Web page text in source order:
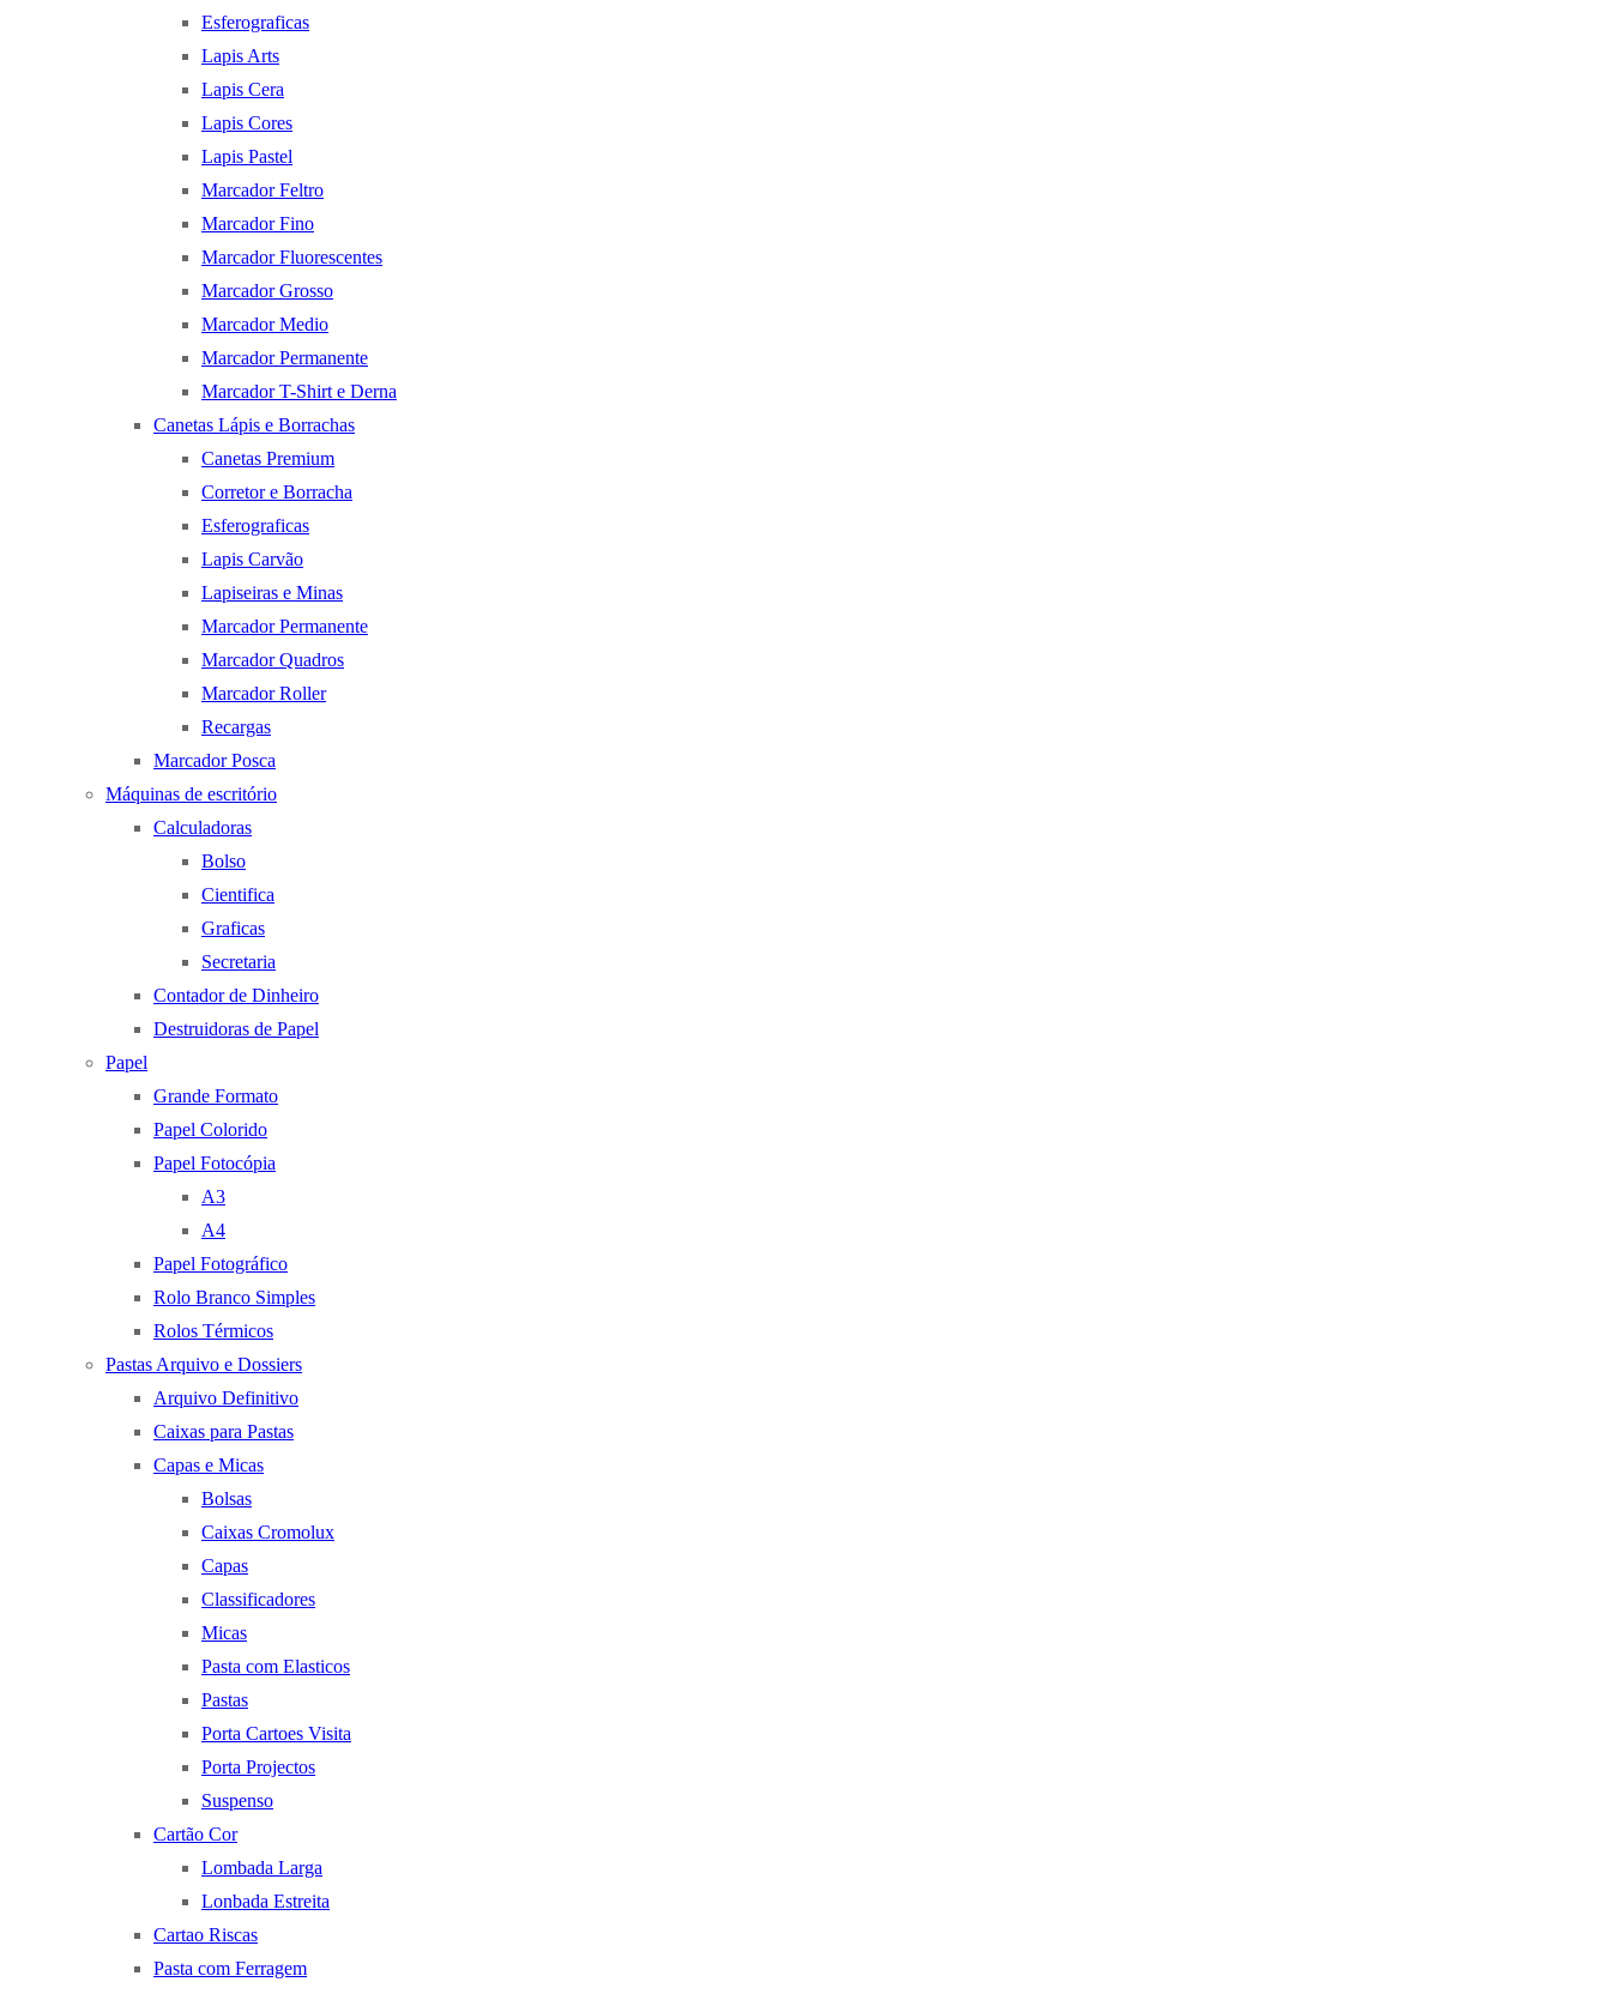
Esferograficas
Lapis Arts
Lapis Cera
Lapis Cores
Lapis Pastel
Marcador Feltro
Marcador Fino
Marcador Fluorescentes
Marcador Grosso
Marcador Medio
Marcador Permanente
Marcador T-Shirt e Derna
Canetas Lápis e Borrachas
Canetas Premium
Corretor e Borracha
Esferograficas
Lapis Carvão
Lapiseiras e Minas
Marcador Permanente
Marcador Quadros
Marcador Roller
Recargas
Marcador Posca
Máquinas de escritório
Calculadoras
Bolso
Cientifica
Graficas
Secretaria
Contador de Dinheiro
Destruidoras de Papel
Papel
Grande Formato
Papel Colorido
Papel Fotocópia
A3
A4
Papel Fotográfico
Rolo Branco Simples
Rolos Térmicos
Pastas Arquivo e Dossiers
Arquivo Definitivo
Caixas para Pastas
Capas e Micas
Bolsas
Caixas Cromolux
Capas
Classificadores
Micas
Pasta com Elasticos
Pastas
Porta Cartoes Visita
Porta Projectos
Suspenso
Cartão Cor
Lombada Larga
Lonbada Estreita
Cartao Riscas
Pasta com Ferragem